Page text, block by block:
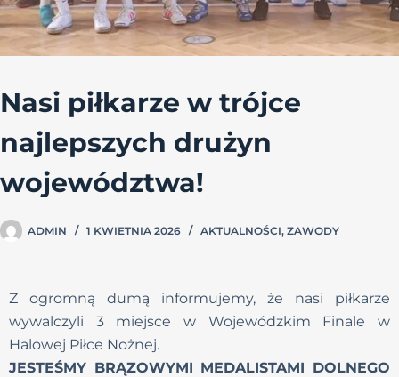
Nasi piłkarze w trójce
najlepszych drużyn
województwa!
ADMIN 1 KWIETNIA 2026 AKTUALNOŚCI, ZAWODY
Z ogromną dumą informujemy, że nasi piłkarze
wywalczyli 3 miejsce w Wojewódzkim Finale w
Halowej Piłce Nożnej.
JESTEŚMY BRĄZOWYMI MEDALISTAMI DOLNEGO